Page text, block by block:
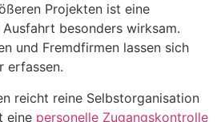
Projekten ist eine
besonders wirksam.
und Fremdfirmen lassen sich
erfassen.
reicht reine Selbstorganisation
eine personelle Zugangskontrolle